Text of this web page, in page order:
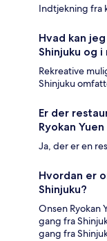
Indtjekning fra
Hvad kan
Shinjuku og
Rekreative
Shinjuku
Er der
Ryokan
Ja, der er en
Hvordan er
Shinjuku?
Onsen Ryokan
gang fra
gang fra